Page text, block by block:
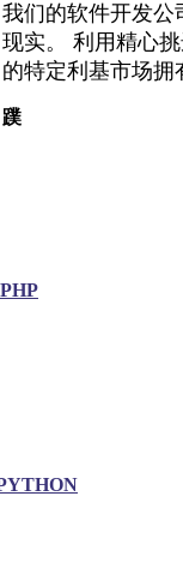
我们的软件开发公
现实。 利用精心
的特定利基市场拥
蹼